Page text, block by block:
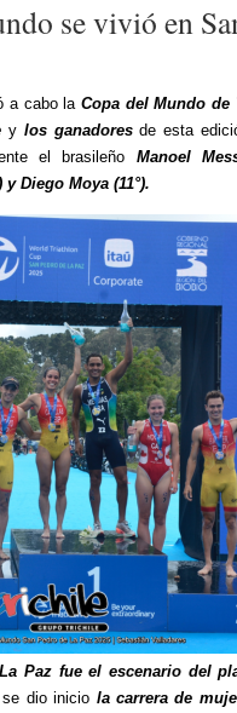
se vivió en
a cabo la Copa del Mundo de
y los ganadoresde esta
el brasileño Manoel
Diego Moya (11°).
Paz fue el escenario del
se dio inicio la carrera de